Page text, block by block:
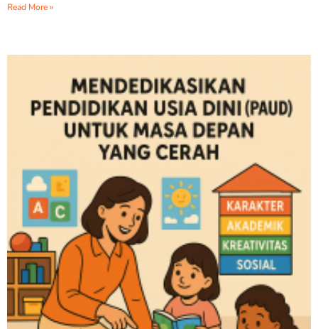
Read More »